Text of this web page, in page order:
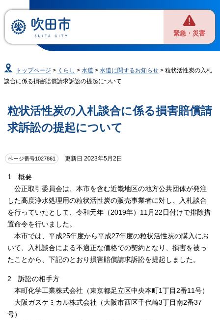
緊急・災害
トップページ > くらし >水道 >水道に関するお知らせ > 粒状活性炭の入札
談合に係る損害賠償請求訴訟の提起について
粒状活性炭の入札談合に係る損害賠償請
求訴訟の提起について
ページ番号1027861 更新日 2023年5月2日
1 概要
公正取引委員会は、本市を含む近畿地区の地方公共団体が発注
した高度浄水処理用の粒状活性炭の販売事業者に対し、入札談合
を行っていたとして、令和元年（2019年）11月22日付けで排除措
置命令を行いました。
本市では、平成25年度から平成27年度の粒状活性炭の購入にお
いて、入札談合による不適正な価格での契約となり、損害を被っ
たことから、下記のとおり損害賠償請求訴訟を提起しました。
2 訴訟の相手方
本町化学工業株式会社（東京都足立区中央本町1丁目2番11号）
大阪ガスケミカル株式会社（大阪市西区千代崎3丁目南2番37
号）